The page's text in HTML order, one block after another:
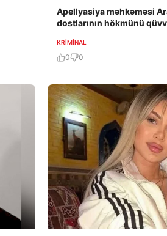
Apellyasiya məhkəməsi
dostlarının hökmünü
KRIMINAL
0 0